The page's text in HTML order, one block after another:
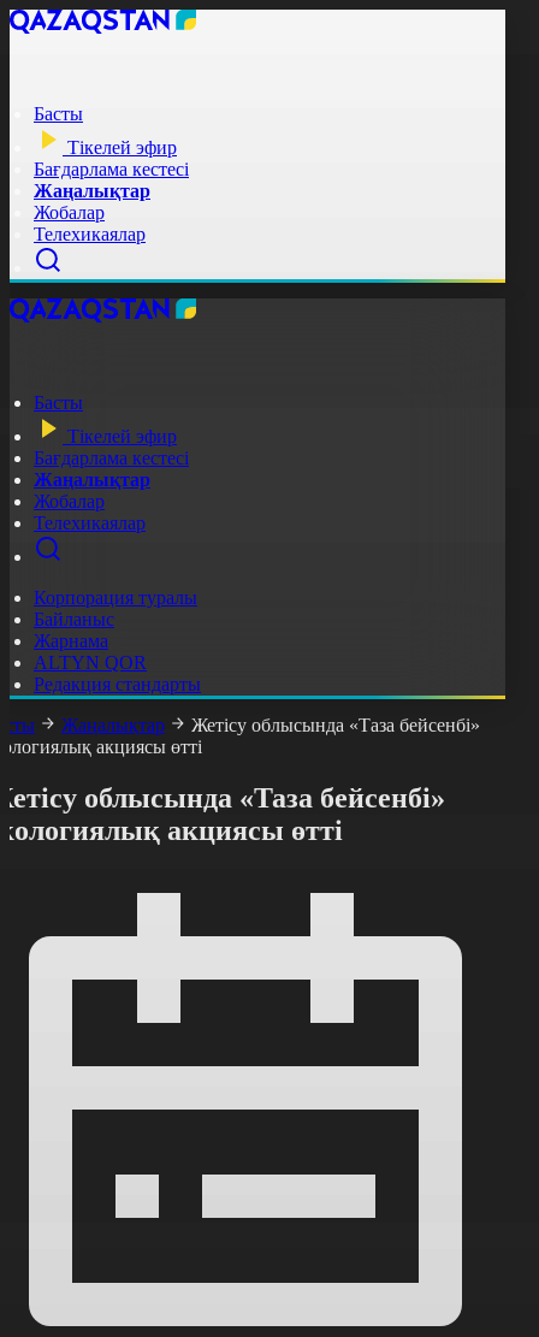
Басты
Тікелей эфир
Бағдарлама кестесі
Жаңалықтар
Жобалар
Телехикаялар
Басты
Тікелей эфир
Бағдарлама кестесі
Жаңалықтар
Жобалар
Телехикаялар
Корпорация туралы
Байланыс
Жарнама
ALTYN QOR
Редакция стандарты
Жаңалықтар
Жетісу облысында «Таза бейсенбі»
акциясы өтті
облысында «Таза бейсенбі»
акциясы өтті